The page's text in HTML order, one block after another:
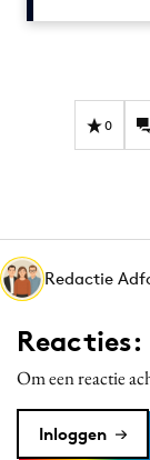
Effectiviteit
Martech
Merkstrategie
PR
Programmatic
Purpose Marketing
0
Redactie
Reacties:
Om een reactie
Inloggen